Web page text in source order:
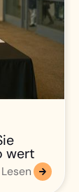
wert
Lesen